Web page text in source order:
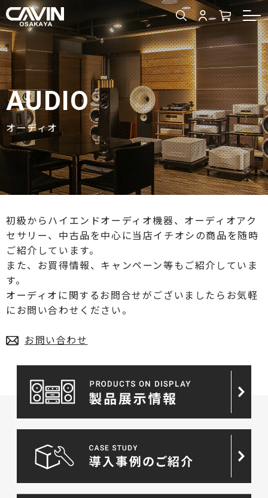
AUDIO
オーディオ
初級からハイエンドオーディオ機器、オーディオアク
セサリー、中古品を中心に当店イチオシの商品を随時
ご紹介しています。
また、お買得情報、キャンペーン等もご紹介していま
す。
オーディオに関するお問合せがございましたらお気軽
にお問い合わせください。
お問い合わせ